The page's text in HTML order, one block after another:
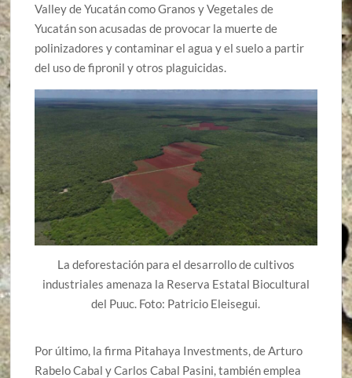
Valley de Yucatán como Granos y Vegetales de
Yucatán son acusadas de provocar la muerte de
polinizadores y contaminar el agua y el suelo a partir
del uso de fipronil y otros plaguicidas.
La deforestación para el desarrollo de cultivos
industriales amenaza la Reserva Estatal Biocultural
del Puuc. Foto: Patricio Eleisegui.
Por último, la firma Pitahaya Investments, de Arturo
Rabelo Cabal y Carlos Cabal Pasini, también emplea